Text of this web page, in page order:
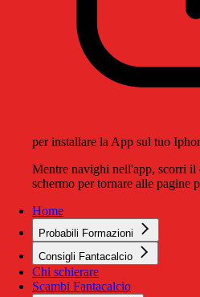
per installare la App sul tuo
Mentre navighi nell'app, scorri il
schermo per tornare alle pagine
Home
Probabili Formazioni
Consigli Fantacalcio
Chi schierare
Scambi Fantacalcio